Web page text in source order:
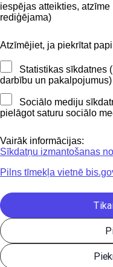
iespējas atteikties,
rediģējama)
Atzīmējiet, ja piekrītat
Statistikas sīkdatnes
darbību un pakalpojumus)
Sociālo mediju
pielāgot saturu sociālo
Vairāk informācijas:
Sīkdatņu izmantošanas
Pilns tīmekļa vietnē
BIS
Būvniecības valsts
gadījumā atsauce uz